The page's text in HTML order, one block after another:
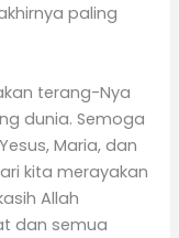
paling
terang-Nya
dunia. Semoga
Maria, dan
kita merayakan
Allah
dan semua